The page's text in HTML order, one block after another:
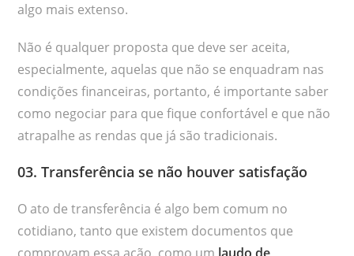
algo mais extenso.
Não é qualquer proposta que deve ser aceita,
especialmente, aquelas que não se enquadram nas
condições financeiras, portanto, é importante saber
como negociar para que fique confortável e que não
atrapalhe as rendas que já são tradicionais.
03. Transferência se não houver satisfação
O ato de transferência é algo bem comum no
cotidiano, tanto que existem documentos que